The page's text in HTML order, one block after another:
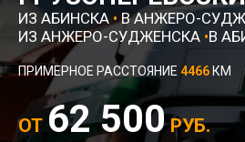
ИЗ АБИНСКА •В АНЖЕРО-
ИЗ АНЖЕРО-СУДЖЕНСКА •В
ПРИМЕРНОЕ РАССТОЯНИЕ 4466 КМ
ОТ 62 500РУБ.